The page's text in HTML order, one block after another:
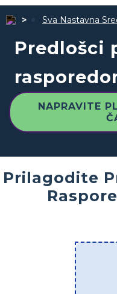
Sva Nastavna
Predlošci
NAPRAVITE
Prilagodite